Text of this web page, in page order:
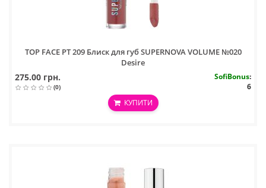
TOP FACE PT 209 Блиск для губ SUPERNOVA VOLUME №020
Desire
275.00 грн.
(0)
SofiBonus:
6
КУПИТИ